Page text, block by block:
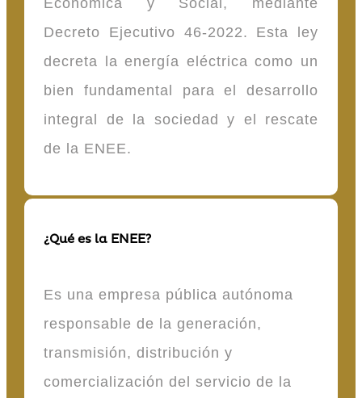
Decreto Ejecutivo 46-2022. Esta ley
decreta la energía eléctrica como un
bien fundamental para el desarrollo
integral de la sociedad y el rescate
de la ENEE.
¿Qué es la ENEE?
Es una empresa pública autónoma
responsable de la generación,
transmisión, distribución y
comercialización del servicio de la